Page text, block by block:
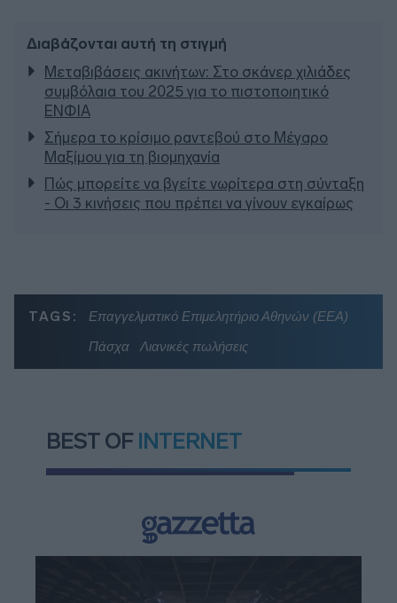
Διαβάζονται αυτή τη στιγμή
Μεταβιβάσεις ακινήτων: Στο σκάνερ χιλιάδες
συμβόλαια του 2025 για το πιστοποιητικό
ΕΝΦΙΑ
Σήμερα το κρίσιμο ραντεβού στο Μέγαρο
Μαξίμου για τη βιομηχανία
Πώς μπορείτε να βγείτε νωρίτερα στη σύνταξη
- Οι 3 κινήσεις που πρέπει να γίνουν εγκαίρως
TAGS:
Επαγγελματικό Επιμελητήριο Αθηνών (ΕΕΑ)
Πάσχα
Λιανικές πωλήσεις
BEST OF INTERNET